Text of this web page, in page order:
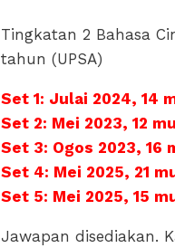
Tingkatan 2 Bahasa
tahun (UPSA)
Set 1: Julai 2024, 14
Set 2: Mei 2023, 12
Set 3: Ogos 2023, 16
Set 4: Mei 2025, 21
Set 5: Mei 2025, 15
Jawapan disediakan.